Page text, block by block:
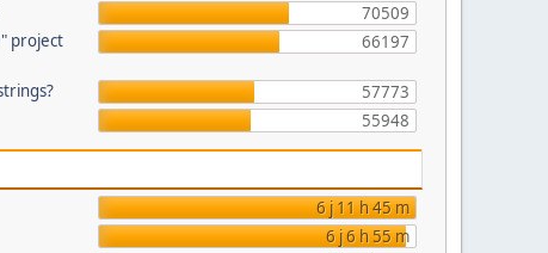
70509
project
66197
57773
55948
6 j 11 h 45 m
6 j 6 h 55 m